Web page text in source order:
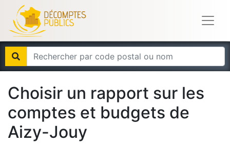
Choisir un rapport sur les
comptes et budgets de
Aizy-Jouy